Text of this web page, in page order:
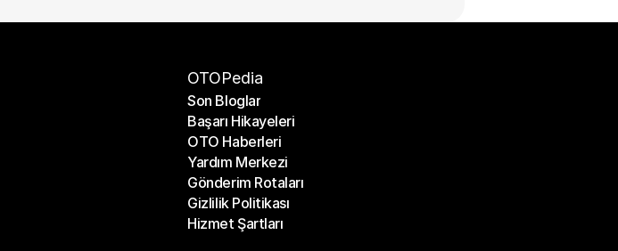
OTOPedia
Son Bloglar
Son Bloglar
Başarı Hikayeleri
Başarı Hikayeleri
OTO Haberleri
OTO Haberleri
Yardım Merkezi
Yardım Merkezi
Gönderim Rotaları
Gönderim Rotaları
Gizlilik Politikası
Gizlilik Politikası
Hizmet Şartları